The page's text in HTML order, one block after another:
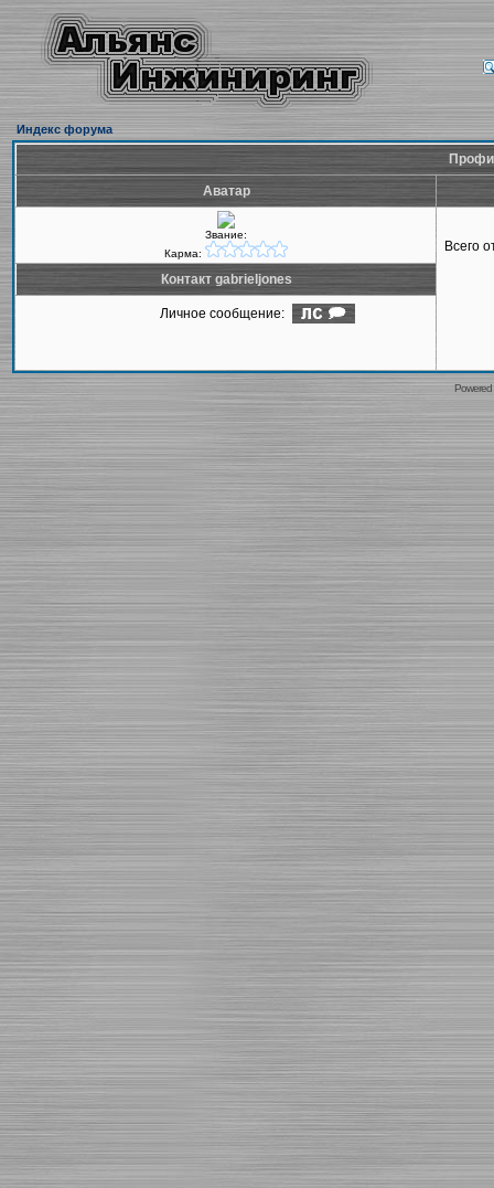
Индекс форума
Аватар
Звание:
Карма:
Всего
Контакт gabrieljones
Личное сообщение: